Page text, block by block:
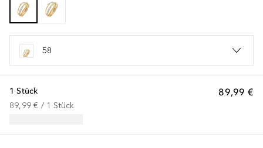
58
89,99 €
1 Stück
89,99 € / 1 Stück